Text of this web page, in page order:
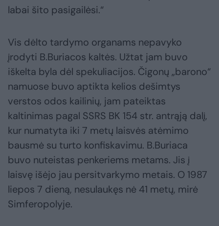
labai šito pasigailėsi.“
Vis dėlto tardymo organams nepavyko
įrodyti B.Buriacos kaltės. Užtat jam buvo
iškelta byla dėl spekuliacijos. Čigonų „barono“
namuose buvo aptikta kelios dešimtys
verstos odos kailinių, jam pateiktas
kaltinimas pagal SSRS BK 154 str. antrąją dalį,
kur numatyta iki 7 metų laisvės atėmimo
bausmė su turto konfiskavimu. B.Buriaca
buvo nuteistas penkeriems metams. Jis į
laisvę išėjo jau persitvarkymo metais. O 1987
liepos 7 dieną, nesulaukęs nė 41 metų, mirė
Simferopolyje.